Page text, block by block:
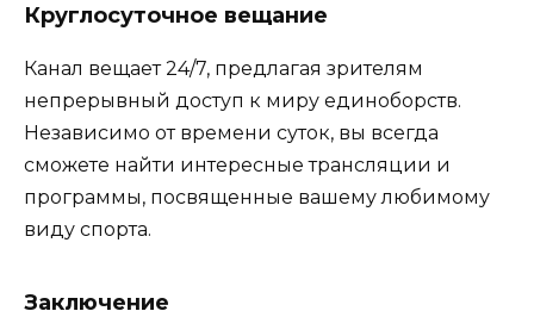
Круглосуточное вещание
Канал вещает 24/7, предлагая зрителям
непрерывный доступ к миру единоборств.
Независимо от времени суток, вы всегда
сможете найти интересные трансляции и
программы, посвященные вашему любимому
виду спорта.
Заключение